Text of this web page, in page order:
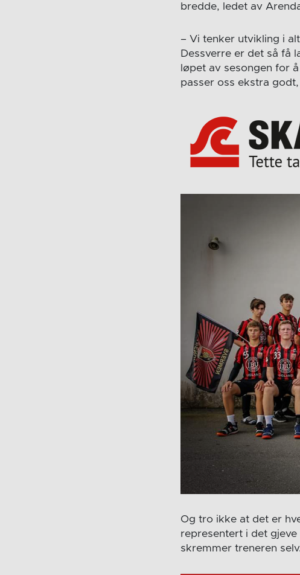
bredde, ledet av
– Vi tenker utvikling i
Dessverre er det så få
løpet av sesongen for
passer oss ekstra
Og tro ikke at det er
representert i det
skremmer treneren selv.